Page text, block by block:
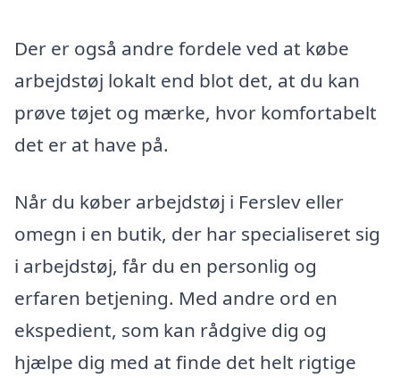
Der er også andre fordele ved at købe
arbejdstøj lokalt end blot det, at du kan
prøve tøjet og mærke, hvor komfortabelt
det er at have på.
Når du køber arbejdstøj i Ferslev eller
omegn i en butik, der har specialiseret sig
i arbejdstøj, får du en personlig og
erfaren betjening. Med andre ord en
ekspedient, som kan rådgive dig og
hjælpe dig med at finde det helt rigtige